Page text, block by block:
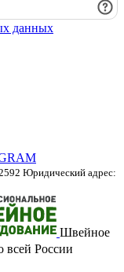
данных
Юридический адрес:
Швейное
всей России